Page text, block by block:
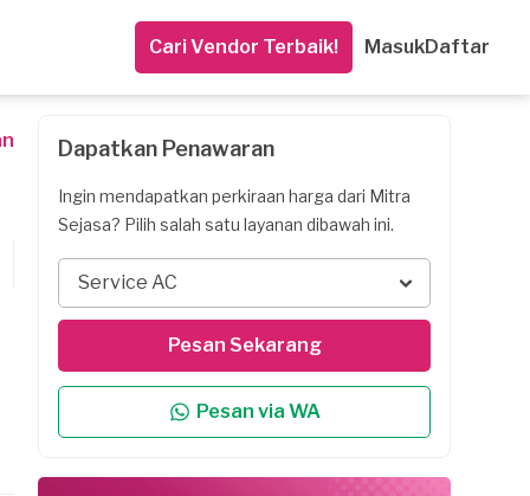
Cari Vendor Terbaik! MasukDaftar
Dapatkan Penawaran
Ingin mendapatkan perkiraan harga dari Mitra
Sejasa? Pilih salah satu layanan dibawah ini.
Service AC
Pesan Sekarang
Pesan via WA